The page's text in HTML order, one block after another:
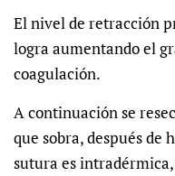
El nivel de retracción
logra aumentando el
coagulación.
A continuación se
que sobra, después de
sutura es